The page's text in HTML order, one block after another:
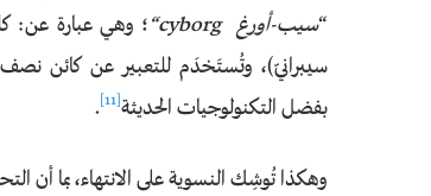
“سيب-أورغcyborg
“؛ وهي عبارة عن:
سيبرانيّ)، وتُستَخدَم للتعبير عن كائن
بفضل التكنولوجيات الحديثة[11]
.
وهكذا تُوشِك النسوية على الانتهاء، بما أن